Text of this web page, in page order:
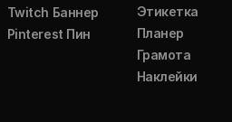
Twitch Баннер
Pinterest Пин
Этикетка
Планер
Грамота
Наклейки